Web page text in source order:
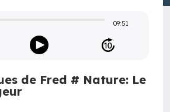
09:51
de Fred # Nature: Le